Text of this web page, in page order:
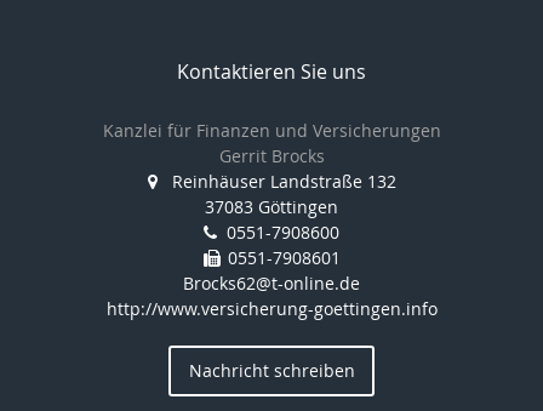
Kontaktieren Sie uns
Kanzlei für Finanzen und Versicherungen
Gerrit Brocks
Reinhäuser Landstraße 132
37083 Göttingen
0551-7908600
0551-7908601
Brocks62@t-online.de
http://www.versicherung-goettingen.info
Nachricht schreiben